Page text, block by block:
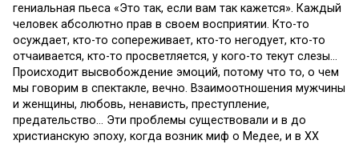
гениальная пьеса «Это так, если вам так кажется». Каждый
человек абсолютно прав в своем восприятии. Кто-то
осуждает, кто-то сопереживает, кто-то негодует, кто-то
отчаивается, кто-то просветляется, у кого-то текут слезы…
Происходит высвобождение эмоций, потому что то, о чем
мы говорим в спектакле, вечно. Взаимоотношения мужчины
и женщины, любовь, ненависть, преступление,
предательство… Эти проблемы существовали и в до
христианскую эпоху, когда возник миф о Медее, и в XX